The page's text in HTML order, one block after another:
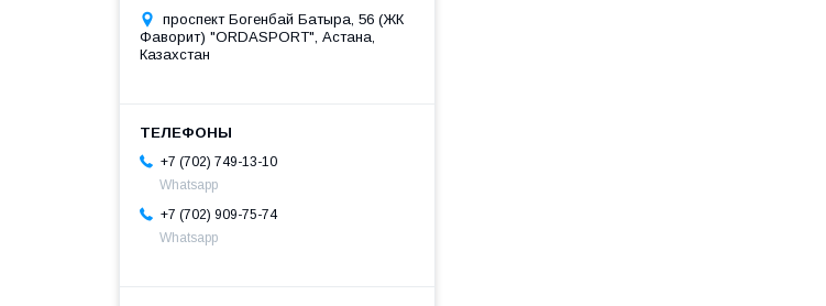
проспект Богенбай Батыра, 56 (ЖК
Фаворит) "ORDASPORT", Астана,
Казахстан
+7 (702) 749-13-10
Whatsapp
+7 (702) 909-75-74
Whatsapp